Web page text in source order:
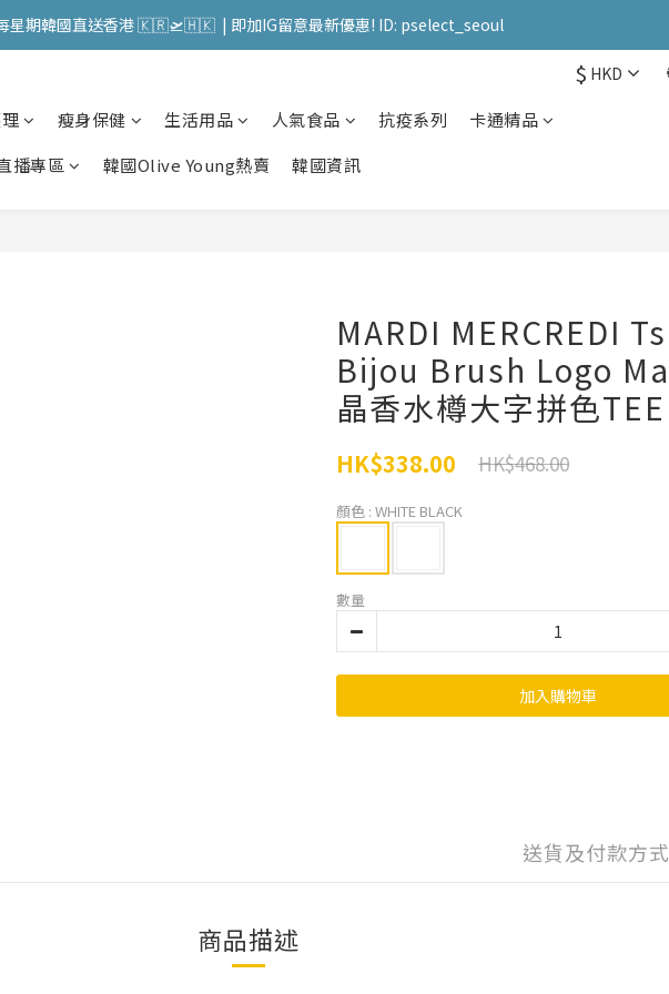
送 順豐站 / 順便智能櫃 免運費! (果汁/韓國被/直播商品除外) | FACEBOOK: PATC遊走泡菜國
星期韓國直送香港 🇰🇷🛫🇭🇰  | 即加IG留意最新優惠! ID: pselect_seoul
送 順豐站 / 順便智能櫃 免運費! (果汁/韓國被/直播商品除外) | FACEBOOK: PATC遊走泡菜國
$ HKD
瘦身保健 生活用品 人氣食品 抗疫系列
卡通精品
播專區
韓國Olive Young熱賣 韓國資訊
MARDI MERCREDI
Bijou Brush Logo
晶香水樽大字拼色TEE
HK$338.00 HK$468.00
顏色 : WHITE BLACK
數量
加入購物車
送貨及付款方式
商品描述